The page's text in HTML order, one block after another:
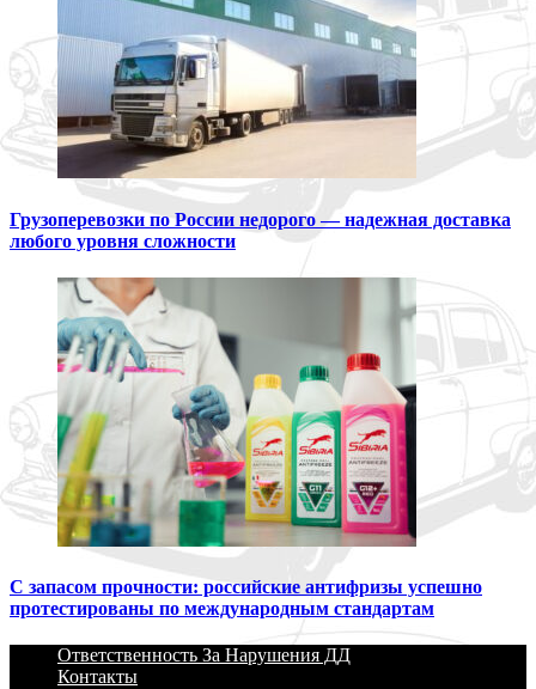
Грузоперевозки по России недорого — надежная доставка
любого уровня сложности
С запасом прочности: российские антифризы успешно
протестированы по международным стандартам
Ответственность За Нарушения ДД
Контакты